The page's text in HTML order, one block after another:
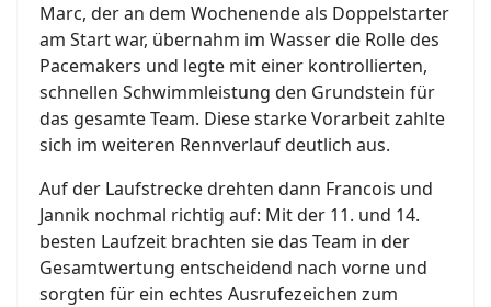
Marc, der an dem Wochenende als Doppelstarter
am Start war, übernahm im Wasser die Rolle des
Pacemakers und legte mit einer kontrollierten,
schnellen Schwimmleistung den Grundstein für
das gesamte Team. Diese starke Vorarbeit zahlte
sich im weiteren Rennverlauf deutlich aus.
Auf der Laufstrecke drehten dann Francois und
Jannik nochmal richtig auf: Mit der 11. und 14.
besten Laufzeit brachten sie das Team in der
Gesamtwertung entscheidend nach vorne und
sorgten für ein echtes Ausrufezeichen zum